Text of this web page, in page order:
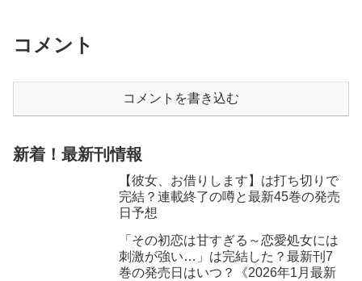
コメント
コメントを書き込む
新着！最新刊情報
【彼女、お借りします】は打ち切りで
完結？連載終了の噂と最新45巻の発売
日予想
「その初恋は甘すぎる～恋愛処女には
刺激が強い…」は完結した？最新刊7
巻の発売日はいつ？《2026年1月最新